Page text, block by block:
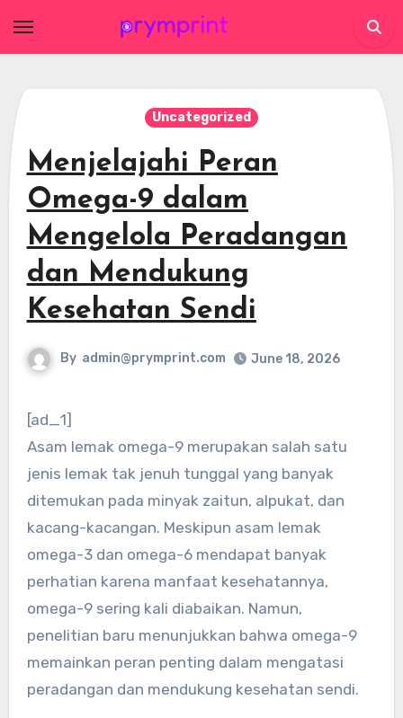
Uncategorized
Menjelajahi Peran
Omega-9 dalam
Mengelola Peradangan
dan Mendukung
Kesehatan Sendi
By admin@prymprint.com June 18, 2026
[ad_1]
Asam lemak omega-9 merupakan salah satu
jenis lemak tak jenuh tunggal yang banyak
ditemukan pada minyak zaitun, alpukat, dan
kacang-kacangan. Meskipun asam lemak
omega-3 dan omega-6 mendapat banyak
perhatian karena manfaat kesehatannya,
omega-9 sering kali diabaikan. Namun,
penelitian baru menunjukkan bahwa omega-9
memainkan peran penting dalam mengatasi
peradangan dan mendukung kesehatan sendi.